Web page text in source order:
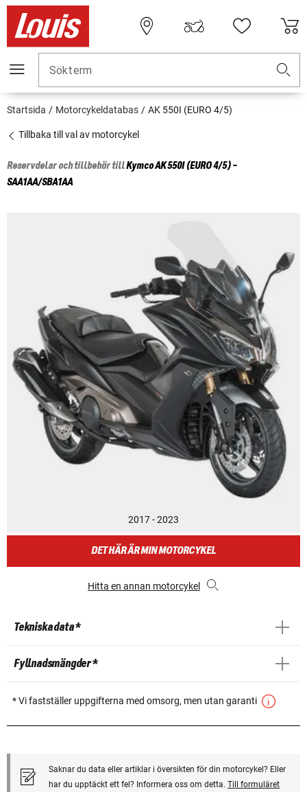
Sökterm
Startsida Motorcykeldatabas AK 550I (EURO 4/5)
Tillbaka till val av motorcykel
Reservdelar och tillbehör tillKymcoAK 550I (EURO 4/5) -
SAA1AA/SBA1AA
2017 - 2023
DET HÄR ÄR MIN MOTORCYKEL
Hitta en annan motorcykel
Tekniska data *
Fyllnadsmängder *
* Vi fastställer uppgifterna med omsorg, men utan garanti
Saknar du data eller artiklar i översikten för din motorcykel? Eller
har du upptäckt ett fel? Informera oss om detta. Till formuläret